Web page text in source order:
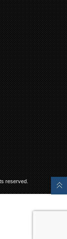
reserved.